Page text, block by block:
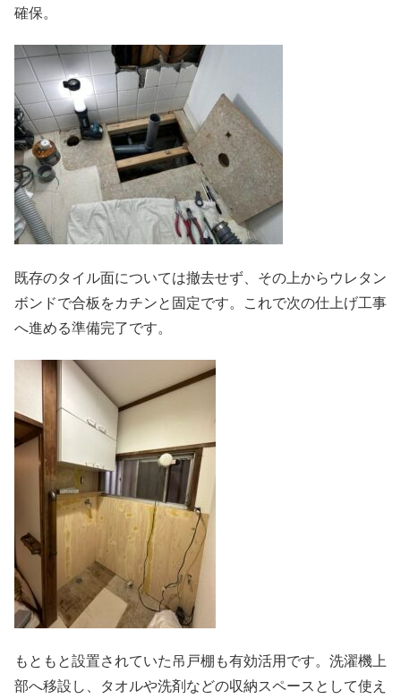
確保。
既存のタイル面については撤去せず、その上からウレタン
ボンドで合板をカチンと固定です。これで次の仕上げ工事
へ進める準備完了です。
もともと設置されていた吊戸棚も有効活用です。洗濯機上
部へ移設し、タオルや洗剤などの収納スペースとして使え